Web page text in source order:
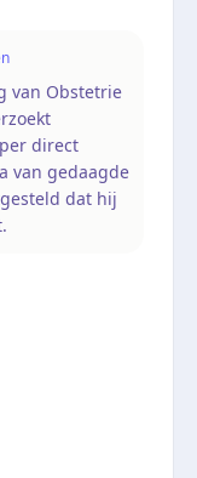
van Obstetrie
direct
van gedaagde
dat hij